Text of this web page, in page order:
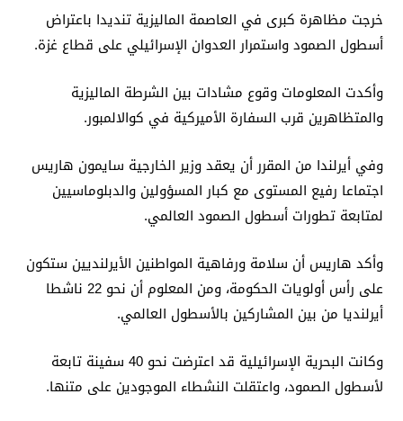
خرجت مظاهرة كبرى في العاصمة الماليزية تنديدا باعتراض
أسطول الصمود واستمرار العدوان الإسرائيلي على قطاع غزة.
وأكدت المعلومات وقوع مشادات بين الشرطة الماليزية
والمتظاهرين قرب السفارة الأميركية في كوالالمبور.
وفي أيرلندا من المقرر أن يعقد وزير الخارجية سايمون هاريس
اجتماعا رفيع المستوى مع كبار المسؤولين والدبلوماسيين
لمتابعة تطورات أسطول الصمود العالمي.
وأكد هاريس أن سلامة ورفاهية المواطنين الأيرلنديين ستكون
على رأس أولويات الحكومة، ومن المعلوم أن نحو 22 ناشطا
أيرلنديا من بين المشاركين بالأسطول العالمي.
وكانت البحرية الإسرائيلية قد اعترضت نحو 40 سفينة تابعة
لأسطول الصمود، واعتقلت النشطاء الموجودين على متنها.